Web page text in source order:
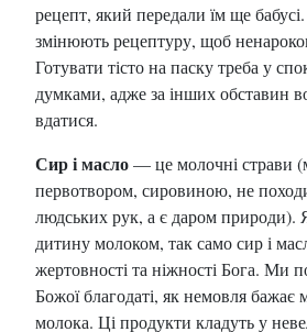
рецепт, який передали їм ще
змінюють рецептуру, щоб
Готувати тісто на паску треба у
думками, адже за інших обставин
вдатися.
Сир і масло— це молочні страви
первотвором, сировиною, не
людських рук, а є даром природи).
дитину молоком, так само сир і
жертовності та ніжності Бога. Ми
Божої благодаті, як немовля бажає
молока. Ці продукти кладуть у